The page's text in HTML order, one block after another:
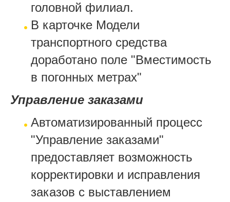
головной филиал.
В карточке Модели
транспортного средства
доработано поле "Вместимость
в погонных метрах"
Управление заказами
Автоматизированный процесс
"Управление заказами"
предоставляет возможность
корректировки и исправления
заказов с выставлением